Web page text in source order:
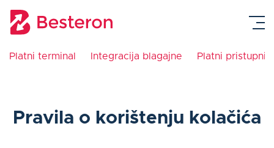
Platni terminal Integracija blagajne Platni pristupnik
Integracija blagajne
Pravila o korištenju kolačića